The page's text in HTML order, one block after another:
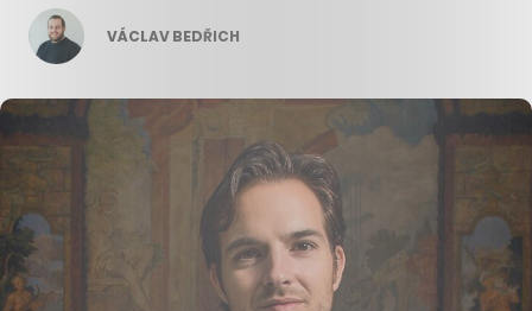
VÁCLAV BEDŘICH